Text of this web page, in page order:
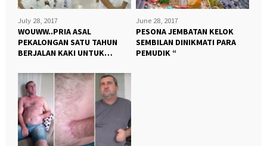
July 28, 2017
WOUWW..PRIA ASAL
PEKALONGAN SATU TAHUN
BERJALAN KAKI UNTUK
June 28, 2017
PESONA JEMBATAN KELOK
SEMBILAN DINIKMATI PARA
PEMUDIK “